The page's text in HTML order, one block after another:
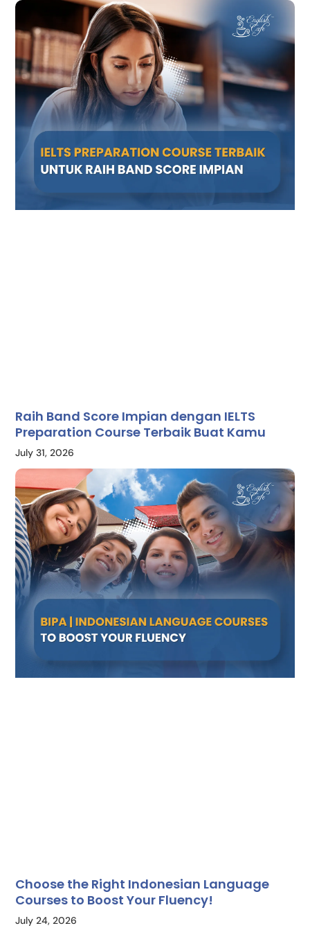
Raih Band Score Impian dengan IELTS
Preparation Course Terbaik Buat Kamu
July 31, 2026
Choose the Right Indonesian Language
Courses to Boost Your Fluency!
July 24, 2026